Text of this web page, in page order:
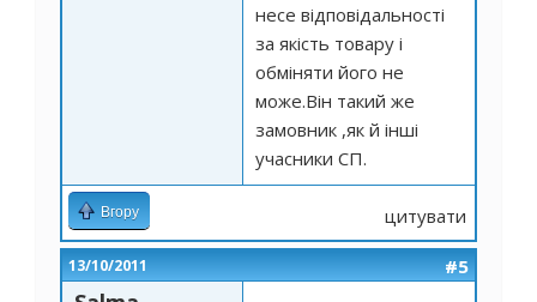
несе відповідальності
за якість товару і
обміняти його не
може.Він такий же
замовник ,як й інші
учасники СП.
Вгору цитувати
13/10/2011 #5